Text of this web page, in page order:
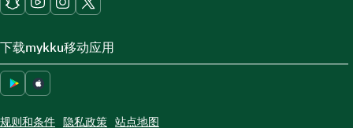
下载mykku移动应用
规则和条件 隐私政策 站点地图